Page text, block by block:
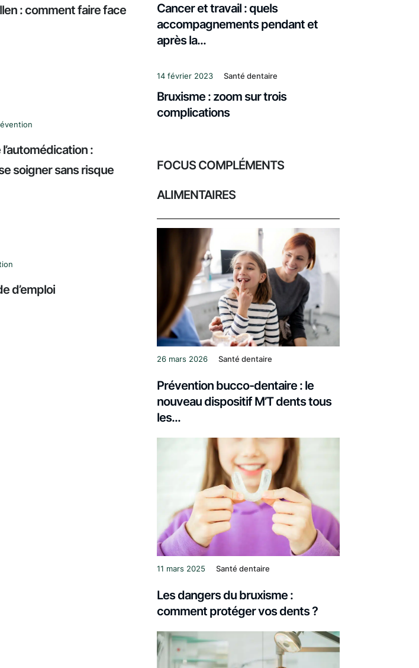
: comment faire face
:
soigner sans risque
d’emploi
Cancer et travail : quels
accompagnements pendant et
après la...
14 février 2023 Santé dentaire
Bruxisme : zoom sur trois
complications
FOCUS COMPLÉMENTS
ALIMENTAIRES
26 mars 2026 Santé dentaire
Prévention bucco-dentaire : le
nouveau dispositif M’T dents tous
les...
11 mars 2025 Santé dentaire
Les dangers du bruxisme :
comment protéger vos dents ?